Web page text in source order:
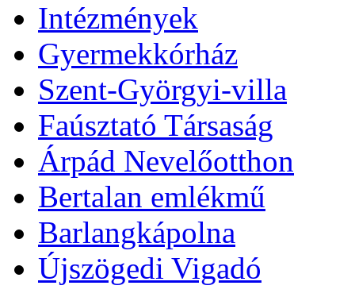
Intézmények
Gyermekkórház
Szent-Györgyi-villa
Faúsztató Társaság
Árpád Nevelőotthon
Bertalan emlékmű
Barlangkápolna
Újszögedi Vigadó